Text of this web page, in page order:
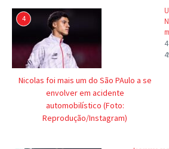
4
Nicolas foi mais um do São PAulo a se
envolver em acidente
automobilístico (Foto:
Reprodução/Instagram)